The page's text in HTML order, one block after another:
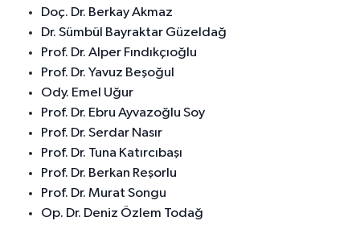
Doç. Dr. Berkay Akmaz
Dr. Sümbül Bayraktar Güzeldağ
Prof. Dr. Alper Fındıkçıoğlu
Prof. Dr. Yavuz Beşoğul
Ody. Emel Uğur
Prof. Dr. Ebru Ayvazoğlu Soy
Prof. Dr. Serdar Nasır
Prof. Dr. Tuna Katırcıbaşı
Prof. Dr. Berkan Reşorlu
Prof. Dr. Murat Songu
Op. Dr. Deniz Özlem Todağ